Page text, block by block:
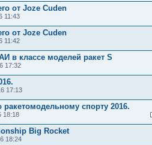
от Joze Cuden
11:43
от Joze Cuden
11:42
в классе моделей ракет S
17:32
17:13
спорту 2016.
18:18
Big Rocket
18:24